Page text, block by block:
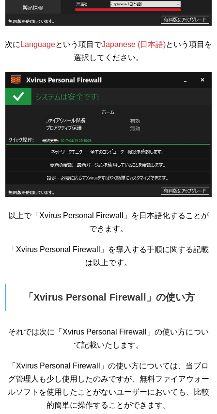
次に Languageという項目でJapanese (日本語)という項目を
選択してください。
以上で「Xvirus Personal Firewall」を日本語化することが
できます。
「Xvirus Personal Firewall」を導入する手順に関する記載
は以上です。
「Xvirus Personal Firewall」の使い方
それでは次に「Xvirus Personal Firewall」の使い方につい
て記載いたします。
「Xvirus Personal Firewall」の使い方については、当ブロ
グ管理人も少し使用したのみですが、無料ファイアウォー
ルソフトを使用したことがないユーザーにおいても、比較
的簡単に操作することができます。